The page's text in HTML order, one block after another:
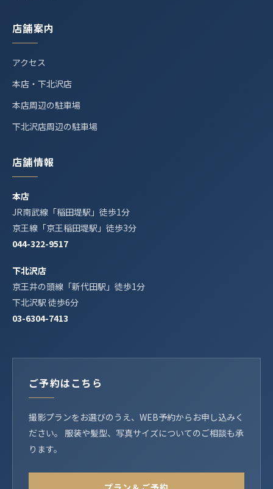
店舗案内
アクセス
本店・下北沢店
本店周辺の駐車場
下北沢店周辺の駐車場
店舗情報
本店
JR南武線「稲田堤駅」徒歩1分
京王線「京王稲田堤駅」徒歩3分
044-322-9517
下北沢店
京王井の頭線「新代田駅」徒歩1分
下北沢駅 徒歩6分
03-6304-7413
ご予約はこちら
撮影プランをお選びのうえ、WEB予約からお申し込みく
ださい。 服装や髪型、写真サイズについてのご相談も承
ります。